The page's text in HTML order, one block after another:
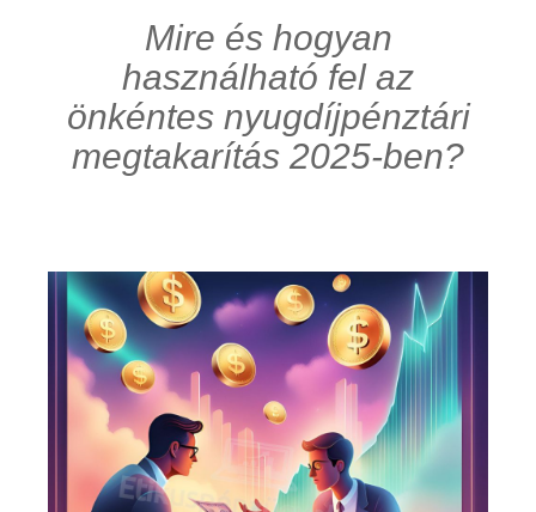
Mire és hogyan
használható fel az
önkéntes nyugdíjpénztári
megtakarítás 2025-ben?